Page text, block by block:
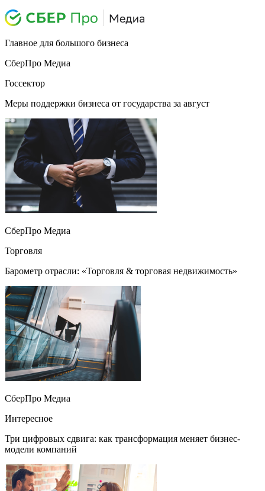
Главное для большого бизнеса
СберПро Медиа
Госсектор
Меры поддержки бизнеса от государства за август
СберПро Медиа
Торговля
Барометр отрасли: «Торговля & торговая недвижимость»
СберПро Медиа
Интересное
Три цифровых сдвига: как трансформация меняет бизнес-
модели компаний